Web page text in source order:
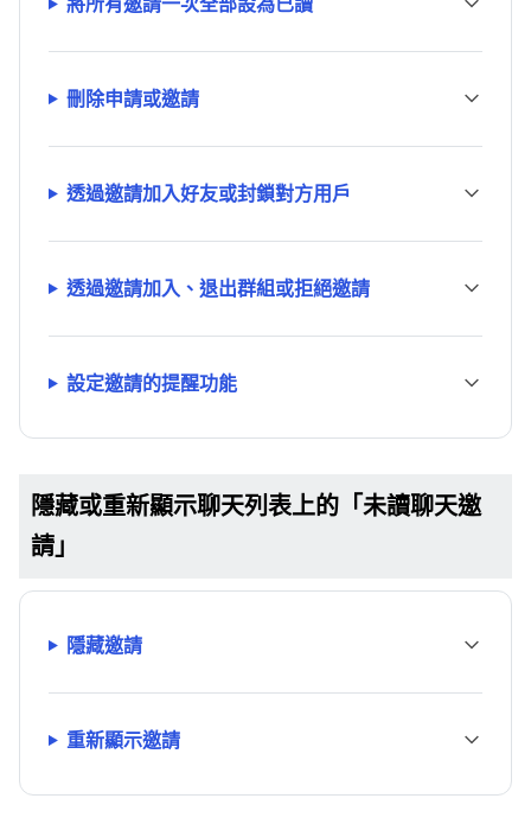
刪除申請或邀請
透過邀請加入好友或封鎖對方用戶
透過邀請加入、退出群組或拒絕邀請
設定邀請的提醒功能
隱藏或重新顯示聊天列表上的「未讀聊天邀
請」
隱藏邀請
重新顯示邀請